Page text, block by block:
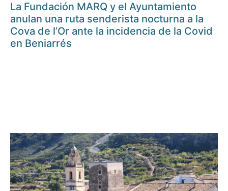
La Fundación MARQ y el Ayuntamiento
anulan una ruta senderista nocturna a la
Cova de l’Or ante la incidencia de la Covid
en Beniarrés